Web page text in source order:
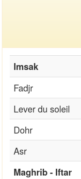
Imsak
Fadjr
Lever du soleil
Dohr
Asr
Maghrib - Iftar